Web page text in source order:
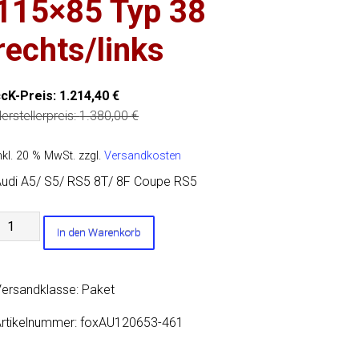
Typ 38
links
Preis: 1.214,40€
1.380,00€
20 % MwSt. zzgl.Versandkosten
A5/ S5/ RS5 8T/ 8F Coupe RS5
links
In den Warenkorb
Paket
foxAU120653-461